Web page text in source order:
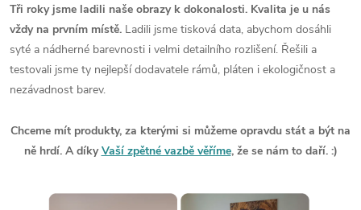
Tři roky jsme ladili naše obrazy k dokonalosti. Kvalita je u nás
vždy na prvním místě. Ladili jsme tisková data, abychom dosáhli
syté a nádherné barevnosti i velmi detailního rozlišení. Řešili a
testovali jsme ty nejlepší dodavatele rámů, pláten i ekologičnost a
nezávadnost barev.
Chceme mít produkty, za kterými si můžeme opravdu stát a být na
ně hrdí. A díkyVaší zpětné vazbě věříme, že se nám to daří. :)